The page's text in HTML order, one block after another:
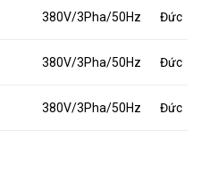
380V/3Pha/50Hz Đức
380V/3Pha/50Hz Đức
380V/3Pha/50Hz Đức